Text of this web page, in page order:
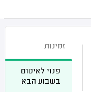
זמינות
פנוי לאיטום
בשבוע הבא